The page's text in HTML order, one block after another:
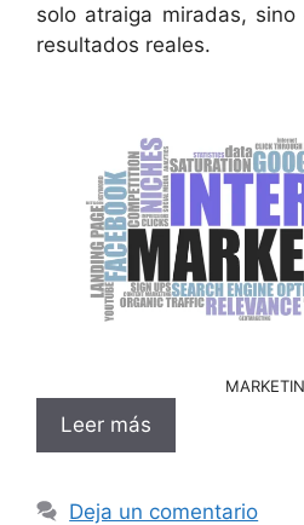
solo atraiga miradas,
resultados reales.
Leer más
Deja un comentario